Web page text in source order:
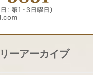
ーアーカイブ